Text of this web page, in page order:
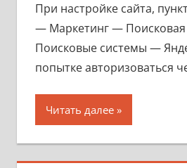
При настройке сайта,
— Маркетинг —
Поисковые системы —
попытке авторизоваться
Читать далее